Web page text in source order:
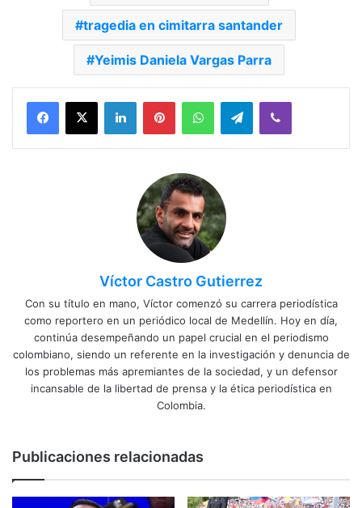
tragedia en cimitarra santander
Yeimis Daniela Vargas Parra
Facebook
X LinkedInPinterestWhatsAppTelegramViber
Víctor Castro Gutierrez
Con su título en mano, Víctor comenzó su carrera periodística
como reportero en un periódico local de Medellín. Hoy en día,
continúa desempeñando un papel crucial en el periodismo
colombiano, siendo un referente en la investigación y denuncia de
los problemas más apremiantes de la sociedad, y un defensor
incansable de la libertad de prensa y la ética periodística en
Colombia.
Publicaciones relacionadas